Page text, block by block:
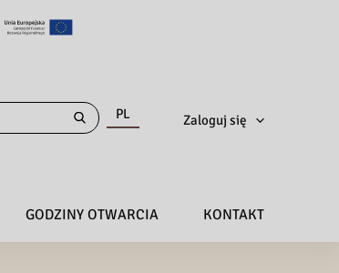
PL Zaloguj się
GODZINY OTWARCIA KONTAKT